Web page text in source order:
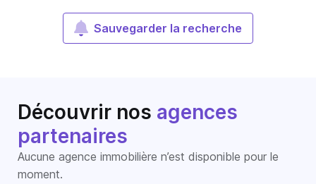
Sauvegarder la recherche
Découvrir nos agences
partenaires
Aucune agence immobilière n’est disponible pour le
moment.